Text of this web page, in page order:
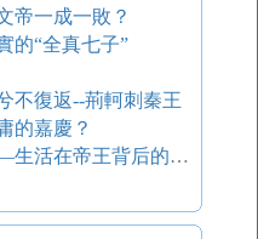
帝一成一敗？
“全真七子”
不復返--荊軻刺秦王
的嘉慶？
天孫猶有約，人世那無情——生活在帝王背后的薄命女子